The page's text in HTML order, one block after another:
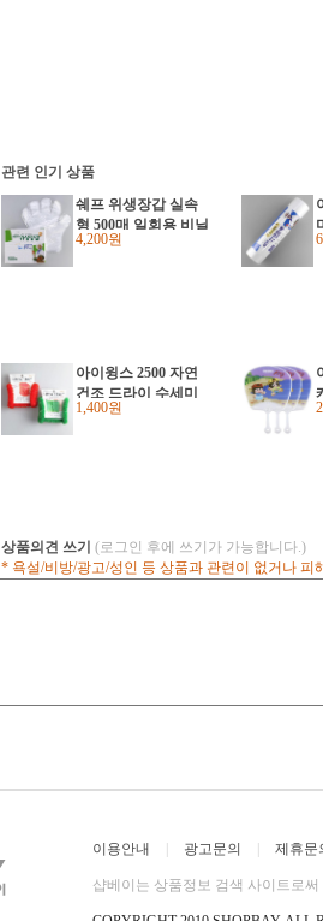
관련 인기 상품
쉐프 위생장갑 실속
형 500매 일회용 비닐
장갑
4,200원
아이윙스 2500 자연
건조 드라이 수세미
주방 다목적 손잡이
1,400원
상품의견 쓰기 (로그인 후에 쓰기가 가능합니다.)
* 욕설/비방/광고/성인 등 상품과 관련이 없거나
이용안내 광고문의 제휴문
샵베이는 상품정보 검색 사이트로